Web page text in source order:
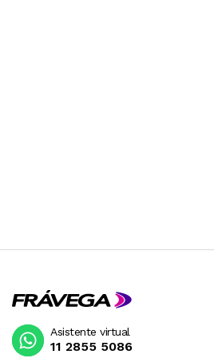
Asistente virtual
11 2855 5086